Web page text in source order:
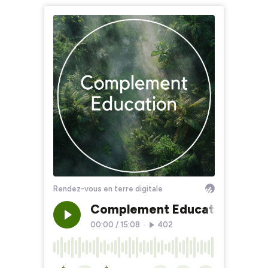
Rendez-vous en terre digitale
Complement Education
00:00 / 15:08 402